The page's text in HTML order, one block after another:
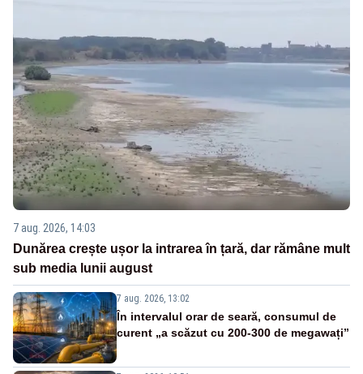
7 aug. 2026, 14:03
Dunărea crește ușor la intrarea în țară, dar rămâne mult
sub media lunii august
7 aug. 2026, 13:02
În intervalul orar de seară, consumul de
curent „a scăzut cu 200-300 de megawați”